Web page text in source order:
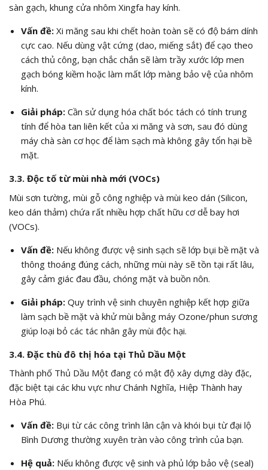
sàn gạch, khung cửa nhôm Xingfa hay kính.
Vấn đề:Xi măng sau khi chết hoàn toàn sẽ có độ bám dính
cực cao. Nếu dùng vật cứng (dao, miếng sắt) để cạo theo
cách thủ công, bạn chắc chắn sẽ làm trầy xước lớp men
gạch bóng kiềm hoặc làm mất lớp màng bảo vệ của nhôm
kính.
Giải pháp:Cần sử dụng hóa chất bóc tách có tính trung
tính để hòa tan liên kết của xi măng và sơn, sau đó dùng
máy chà sàn cơ học để làm sạch mà không gây tổn hại bề
mặt.
3.3. Độc tố từ mùi nhà mới (VOCs)
Mùi sơn tường, mùi gỗ công nghiệp và mùi keo dán (Silicon,
keo dán thảm) chứa rất nhiều hợp chất hữu cơ dễ bay hơi
(VOCs).
Vấn đề:Nếu không được vệ sinh sạch sẽ lớp bụi bề mặt và
thông thoáng đúng cách, những mùi này sẽ tồn tại rất lâu,
gây cảm giác đau đầu, chóng mặt và buồn nôn.
Giải pháp:Quy trình vệ sinh chuyên nghiệp kết hợp giữa
làm sạch bề mặt và khử mùi bằng máy Ozone/phun sương
giúp loại bỏ các tác nhân gây mùi độc hại.
3.4. Đặc thù đô thị hóa tại Thủ Dầu Một
Thành phố Thủ Dầu Một đang có mật độ xây dựng dày đặc,
đặc biệt tại các khu vực như Chánh Nghĩa, Hiệp Thành hay
Hòa Phú.
Vấn đề:Bụi từ các công trình lân cận và khói bụi từ đại lộ
Bình Dương thường xuyên tràn vào công trình của bạn.
Hệ quả:Nếu không được vệ sinh và phủ lớp bảo vệ (seal)